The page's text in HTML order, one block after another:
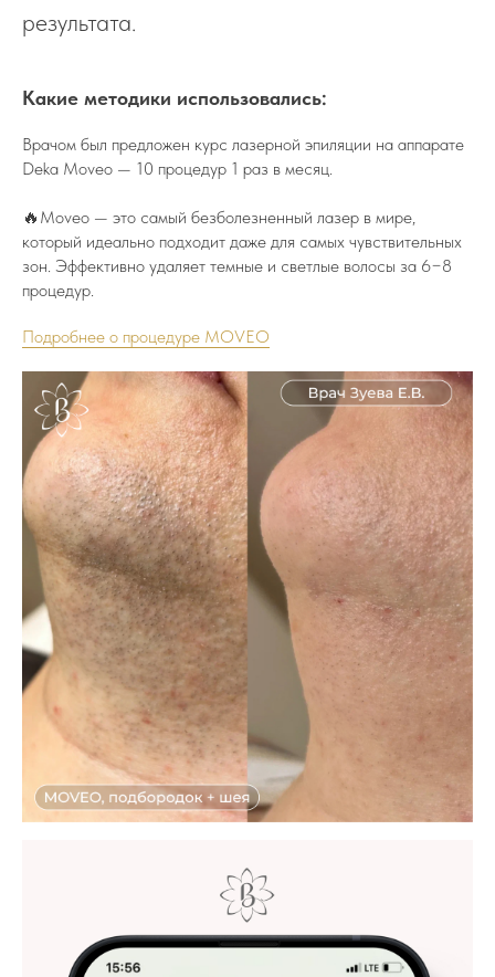
результата.
Какие методики использовались:
Врачом был предложен курс лазерной эпиляции на аппарате
Deka Moveo — 10 процедур 1 раз в месяц.
🔥Moveo — это самый безболезненный лазер в мире,
который идеально подходит даже для самых чувствительных
зон. Эффективно удаляет темные и светлые волосы за 6−8
процедур.
Подробнее о процедуре MOVEO